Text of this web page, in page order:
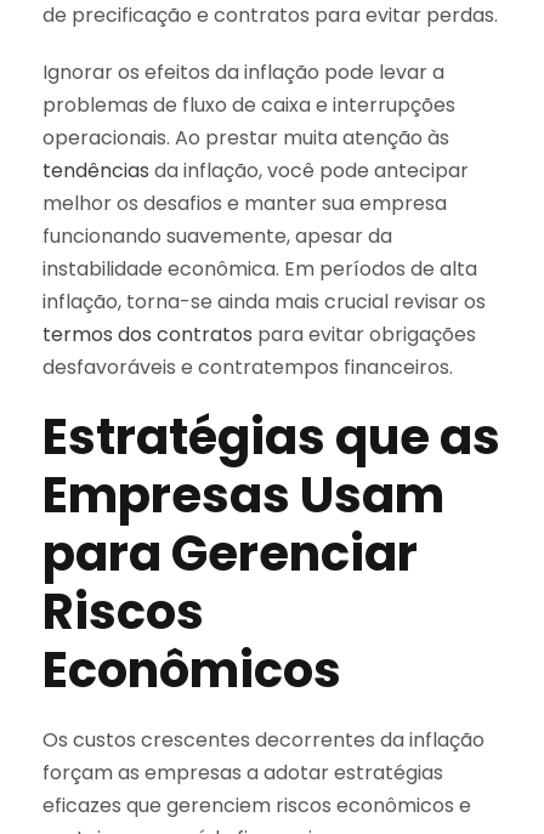
de precificação e contratos para evitar perdas.
Ignorar os efeitos da inflação pode levar a
problemas de fluxo de caixa e interrupções
operacionais. Ao prestar muita atenção às
tendências da inflação, você pode antecipar
melhor os desafios e manter sua empresa
funcionando suavemente, apesar da
instabilidade econômica. Em períodos de alta
inflação, torna-se ainda mais crucial revisar os
termos dos contratos para evitar obrigações
desfavoráveis e contratempos financeiros.
Estratégias que as
Empresas Usam
para Gerenciar
Riscos
Econômicos
Os custos crescentes decorrentes da inflação
forçam as empresas a adotar estratégias
eficazes que gerenciem riscos econômicos e